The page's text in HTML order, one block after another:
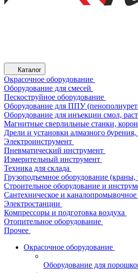
Каталог
Окрасочное оборудование
Оборудование для смесей
Пескоструйное оборудование
Оборудование для ППУ
Оборудование для инъекции смол,
Магнитные сверлильные станки,
Дрели и установки алмазного
Электроинструмент
Пневматический инструмент
Измерительный инструмент
Техника для склада
Грузоподъемное оборудование
Строительное оборудование и
Сантехническое и каналопромывочное
Электростанции
Компрессоры и подготовка воздуха
Отопительное оборудование
Прочее
Окрасочное оборудование
Оборудование для